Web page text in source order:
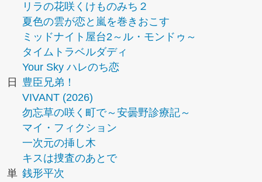
リラの花咲くけものみち２
夏色の雲が恋と嵐を巻きおこす
ミッドナイト屋台2～ル・モンドゥ～
タイムトラベルダディ
Your Sky ハレのち恋
日
豊臣兄弟！
VIVANT (2026)
勿忘草の咲く町で～安曇野診療記～
マイ・フィクション
一次元の挿し木
キスは捜査のあとで
単 銭形平次